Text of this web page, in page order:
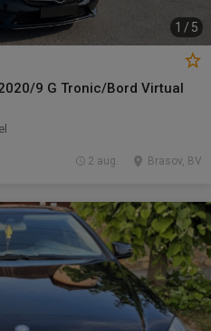
1 / 5
9 G Tronic/Bord Virtual
Brasov, BV
2 aug.